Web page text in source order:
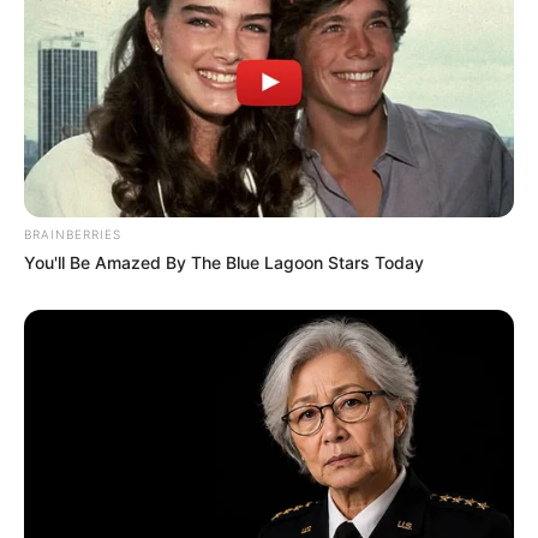
Akhirnya, Cheewan memesan penerbangan khusus untuk mereka.
Hingga lambat laun, Saruj yang jatuh hati pada Cheewan.
Pemeran Utama
Kao Noppakao Dechaphatthanakun sebagai Saruj Juthathep
Sekretaris dari diplomat Thailand yang ada di Italia.
PP Punpreedee Khumprom Rodsawat sebagai Cheewan
Wongnakhorn
Mahasiswi yang diminta mencarikan jodoh untuk Saruj.
Pemeran Pendukung
Saint Suppapong Udomkaewkanjana sebagai “Phum”
Creamy Ploypapas Isarapongporn sebagai “Cheewa”
Tao Sarocha Watittapan sebagai “Rasa” Wanrasa Juthathep /
BRAINBERRIES
You'll Be Amazed By The Blue Lagoon Stars Today